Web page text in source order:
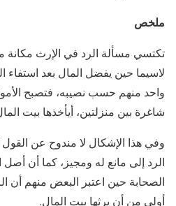
ملخص
تكتسي مسألة الرد في الإرث مكانة
لاسيما حين يفضل المال بعد استفاء
واحد منهم حسب نصيبه، فتصبح
شاغرة بين منزلتين، أيأخذها بيت
وفي هذا الإشكال لا مندوح عن القول
الرد إلى مانع له ومجيز، كما أن
الصحابة حين اعتبر البعض منهم أن
أولى من أن يرثها بيت المال.